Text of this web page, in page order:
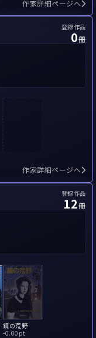
作家詳細ページへ
登録作品
0冊
作家詳細ページへ
登録作品
12冊
鏡の荒野
-0.00pt